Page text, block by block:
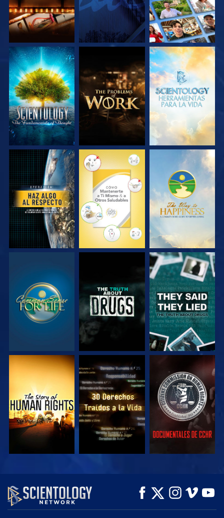
EXPLORA LAS
SERIES
EXPLORA LAS
SERIES
EXPLORA LAS
SERIES
VE VE VE
VE VE
VE VE VE
VE
EXPLORA LAS
SERIES